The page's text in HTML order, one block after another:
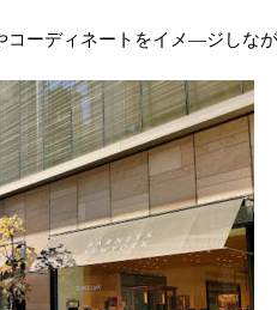
ーディネートをイメ―ジしなが